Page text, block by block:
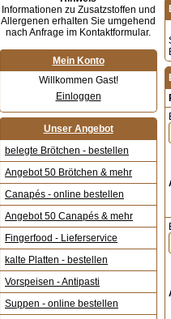
Informationen zu Zusatzstoffen und
Allergenen erhalten Sie umgehend
nach Anfrage im Kontaktformular.
Mein Konto
Willkommen Gast!
Einloggen
Unser Angebot
belegte Brötchen - bestellen
Angebot 50 Brötchen & mehr
Canapés - online bestellen
Angebot 50 Canapés & mehr
Fingerfood - Lieferservice
kalte Platten - bestellen
Vorspeisen - Antipasti
Suppen - online bestellen